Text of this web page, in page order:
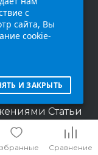
Сравнение
характер и
публичной
Статьи
Российской
с
сайта, Вы
cookie-
И ЗАКРЫТЬ